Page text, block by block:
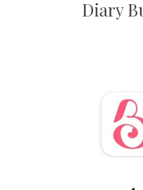
Diary